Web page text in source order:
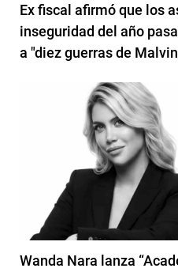
Ex fiscal afirmó que los
inseguridad del año
a "diez guerras de
Wanda Nara lanza